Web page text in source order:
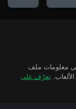
معلومات ملف
تعرّف على